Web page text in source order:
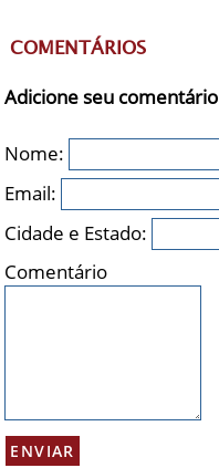
COMENTÁRIOS
Adicione seu comentário
Nome:
Email:
Cidade e Estado:
Comentário